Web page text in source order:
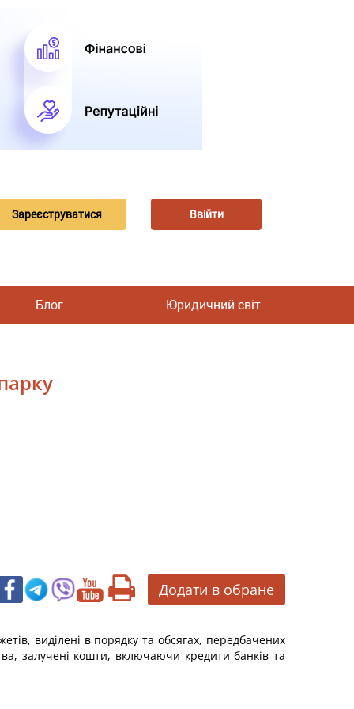
Зареєструватися Ввійти
Блог Юридичний світ
Додати в обране
виділені в порядку та обсягах, передбачених
залучені кошти, включаючи кредити банків та